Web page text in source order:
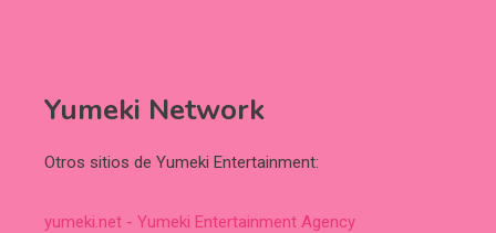
Yumeki Network
Otros sitios de Yumeki Entertainment:
yumeki.net - Yumeki Entertainment Agency